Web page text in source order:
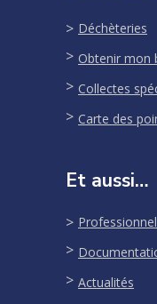
Déchèteries
Obtenir mon
Collectes
Carte des
Et aussi…
Actualités